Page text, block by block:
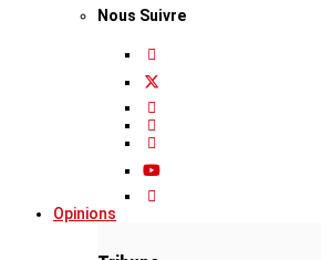
Nous Suivre
Opinions